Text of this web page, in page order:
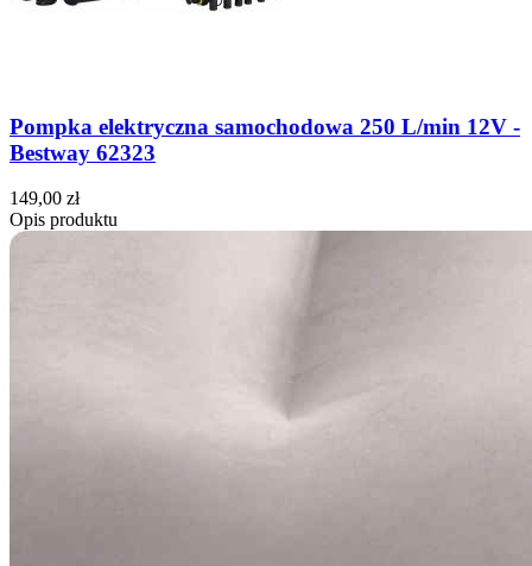
Pompka elektryczna samochodowa 250 L/min 12V -
Bestway 62323
149,00 zł
Opis produktu